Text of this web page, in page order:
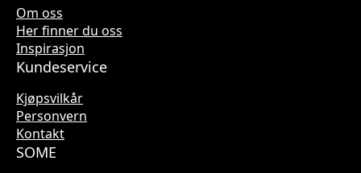
Om oss
Her finner du oss
Inspirasjon
Kundeservice
Kjøpsvilkår
Personvern
Kontakt
SOME